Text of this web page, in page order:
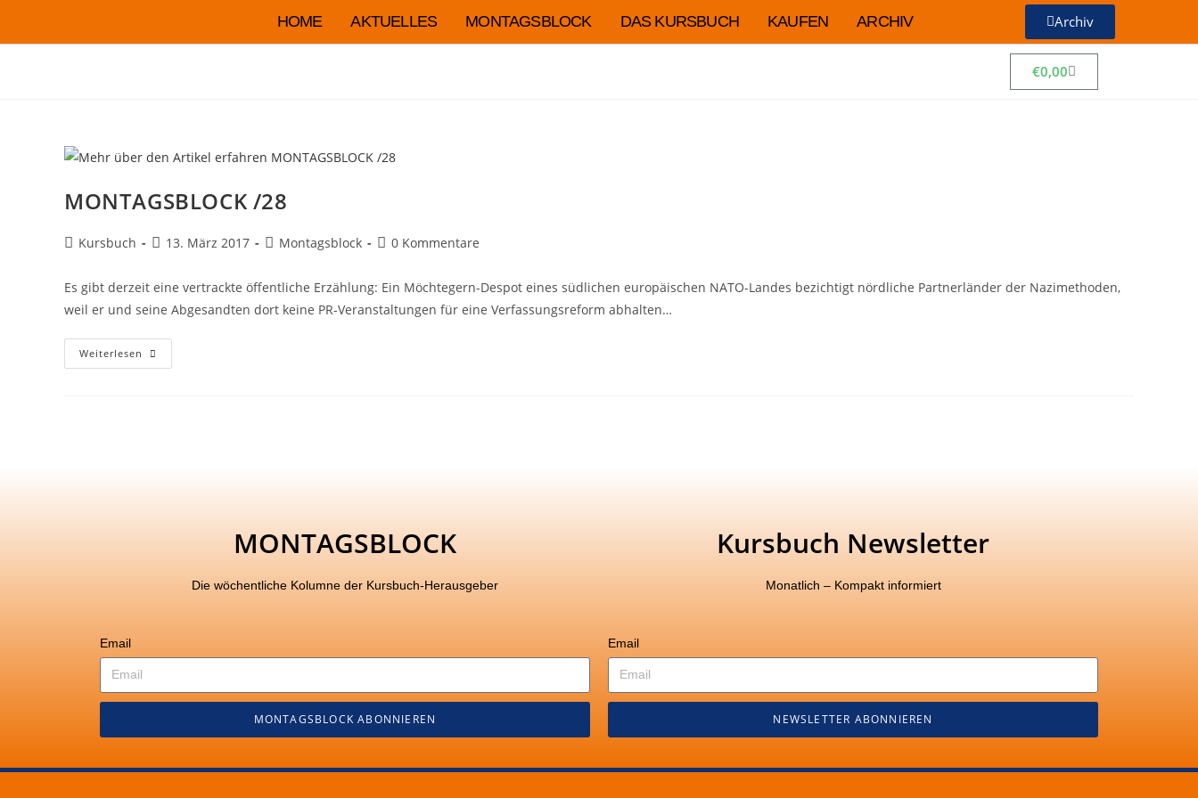
HOME AKTUELLES MONTAGSBLOCK DAS KURSBUCH KAUFEN ARCHIV Archiv
€0,00
MONTAGSBLOCK /28
Kursbuch 13. März 2017 Montagsblock 0 Kommentare
Es gibt derzeit eine vertrackte öffentliche Erzählung: Ein Möchtegern-Despot eines südlichen europäischen NATO-Landes bezichtigt nördliche Partnerländer der Nazimethoden,
weil er und seine Abgesandten dort keine PR-Veranstaltungen für eine Verfassungsreform abhalten…
Weiterlesen
MONTAGSBLOCK
Die wöchentliche Kolumne der Kursbuch-Herausgeber
Email
MONTAGSBLOCK ABONNIEREN
Kursbuch Newsletter
Monatlich – Kompakt informiert
Email
NEWSLETTER ABONNIEREN